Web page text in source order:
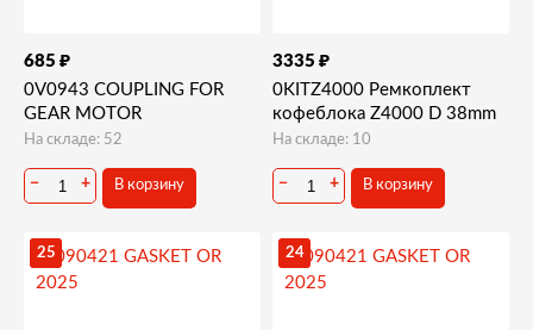
685 ₽
0V0943 COUPLING FOR
GEAR MOTOR
На складе: 52
− + В корзину
3335 ₽
0KITZ4000 Ремкоплект
кофеблока Z4000 D 38mm
На складе: 10
− + В корзину
25 24